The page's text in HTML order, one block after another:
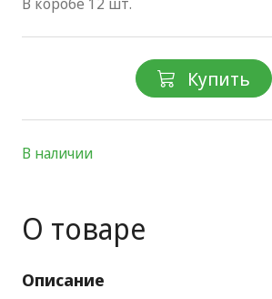
Купить
В наличии
О товаре
Описание